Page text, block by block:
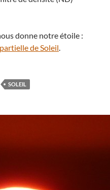
donne notre étoile :
de Soleil.
SOLEIL